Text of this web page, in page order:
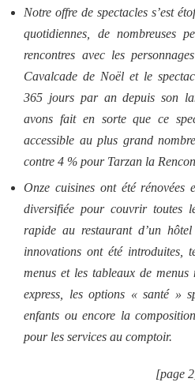
Notre offre de spectacles s’est
quotidiennes, de nombreuses
rencontres avec les
Cavalcade de Noël et le
365 jours par an depuis son
avons fait en sorte que ce
accessible au plus grand
contre 4 % pour Tarzan la
Onze cuisines ont été rénovées
diversifiée pour couvrir toutes
rapide au restaurant d’un
innovations ont été introduites,
menus et les tableaux de
express, les options « santé »
enfants ou encore la
pour les services au comptoir.
[page